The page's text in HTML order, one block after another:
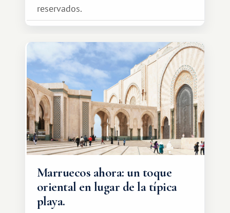
reservados.
Marruecos ahora: un toque
oriental en lugar de la típica
playa.